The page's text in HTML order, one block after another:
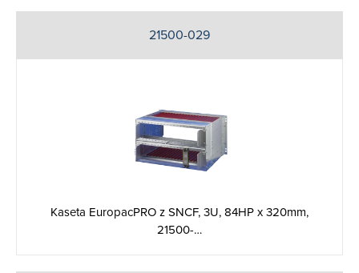
21500-029
Kaseta EuropacPRO z SNCF, 3U, 84HP x 320mm,
21500-…